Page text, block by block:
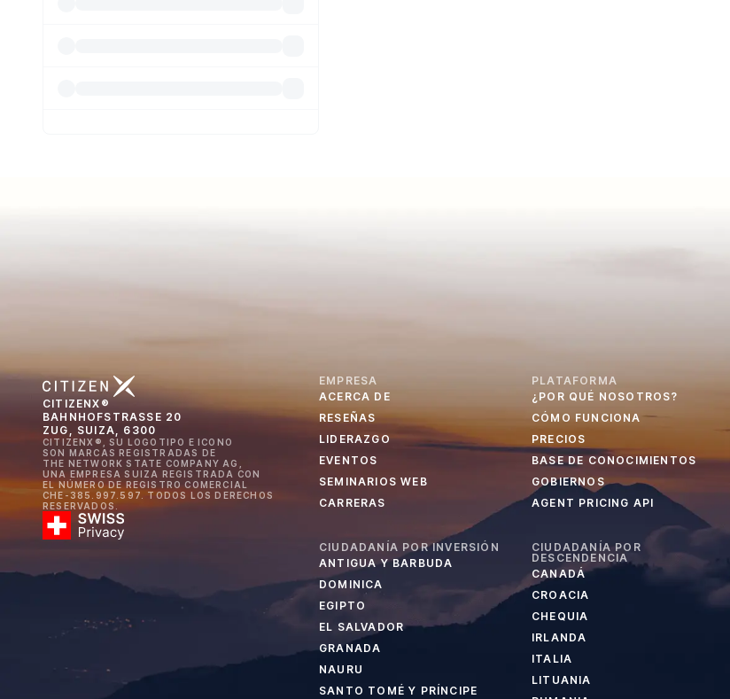
CITIZENX®
BAHNHOFSTRASSE 20
ZUG, SUIZA, 6300
CITIZENX®, SU LOGOTIPO E ICONO
SON MARCAS REGISTRADAS DE
THE NETWORK STATE COMPANY AG,
UNA EMPRESA SUIZA REGISTRADA CON
EL NÚMERO DE REGISTRO COMERCIAL
CHE-385.997.597. TODOS LOS DERECHOS
RESERVADOS.
EMPRESA
ACERCA DE
RESEÑAS
LIDERAZGO
EVENTOS
SEMINARIOS WEB
CARRERAS
PLATAFORMA
¿POR QUÉ NOSOTROS?
CÓMO FUNCIONA
PRECIOS
BASE DE CONOCIMIENTOS
GOBIERNOS
AGENT PRICING API
CIUDADANÍA POR INVERSIÓN
ANTIGUA Y BARBUDA
DOMINICA
EGIPTO
EL SALVADOR
GRANADA
NAURU
SANTO TOMÉ Y PRÍNCIPE
CIUDADANÍA POR
DESCENDENCIA
CANADÁ
CROACIA
CHEQUIA
IRLANDA
ITALIA
LITUANIA